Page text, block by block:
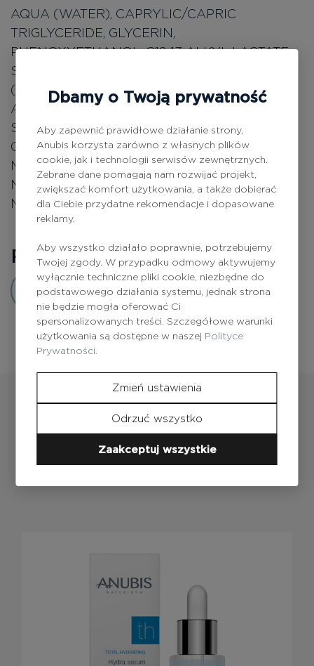
AQUA (WATER), CAPRYLIC/CAPRIC
TRIGLYCERIDE, GLYCERIN,
PHENOXYETHANOL, C12-13 ALKYL LACTATE,
SODIUM POLYACRYLATE, PARFUM
(FRAGRANCE), ETHYLHEXYLGLYCERIN,
ALLANTOIN, HYDROLYZED CAESALPINIA
SPINOSA GUM, MAGNESIUM NITRATE,
CAESALPINIA SPINOSA GUM,
METHYLCHLOROISOTHIAZOLINONE,
MAGNESIUM CHLORIDE,
METHYLISOTHIAZOLINONE.
Recenzje0
Dodaj opinię
Produktyz tej serii
Dbamy o Twoją prywatność
Aby zapewnić prawidłowe działanie strony,
Anubis korzysta zarówno z własnych plików
cookie, jak i technologii serwisów zewnętrznych.
Zebrane dane pomagają nam rozwijać projekt,
zwiększać komfort użytkowania, a także dobierać
dla Ciebie przydatne rekomendacje i dopasowane
reklamy.
Aby wszystko działało poprawnie, potrzebujemy
Twojej zgody. W przypadku odmowy aktywujemy
wyłącznie techniczne pliki cookie, niezbędne do
podstawowego działania systemu, jednak strona
nie będzie mogła oferować Ci
spersonalizowanych treści. Szczegółowe warunki
użytkowania są dostępne w naszej Polityce
Prywatności.
Zmień ustawienia
Odrzuć wszystko
Zaakceptuj wszystkie